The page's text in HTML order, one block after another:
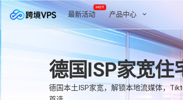
最新活动
HOT
产品中心
产品中心
国内云服务器
香港云服务器
德国ISP家宽住
德国本土ISP家宽，解锁本地流媒体，
日本ISP家宽住
日本本土ISP家宽，解锁本地流媒体，